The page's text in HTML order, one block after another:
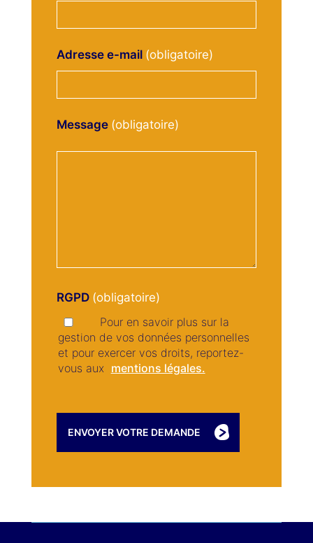
Adresse e-mail
Message
RGPD
Pour en savoir plus sur la
gestion de vos données personnelles
et pour exercer vos droits, reportez-
vous aux mentions légales.